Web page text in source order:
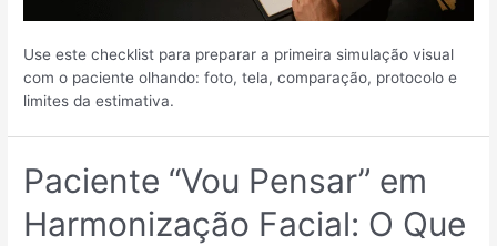
Use este checklist para preparar a primeira simulação visual
com o paciente olhando: foto, tela, comparação, protocolo e
limites da estimativa.
Paciente “Vou Pensar” em
Harmonização Facial: O Que